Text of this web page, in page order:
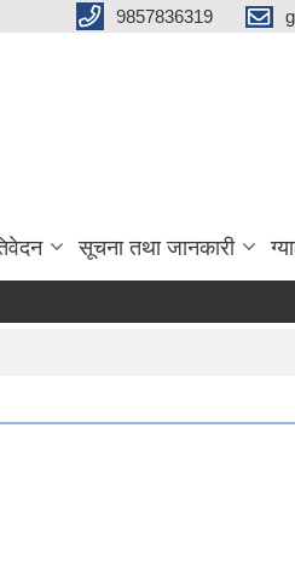
9857836319
सूचना तथा जानकारी